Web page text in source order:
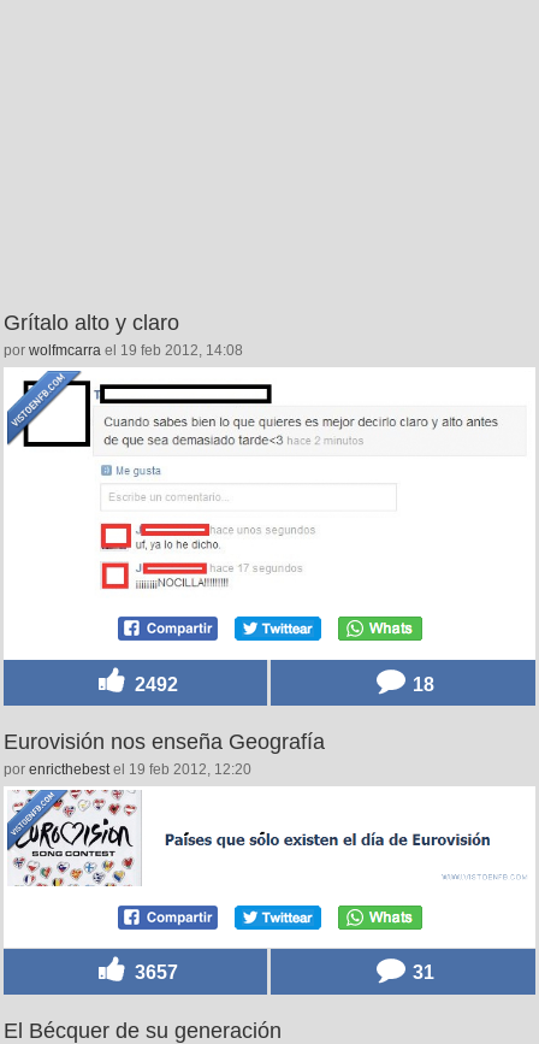
Grítalo alto y claro
por wolfmcarra el 19 feb 2012, 14:08
2492 18
Eurovisión nos enseña Geografía
por enricthebestel 19 feb 2012, 12:20
3657 31
El Bécquer de su generación